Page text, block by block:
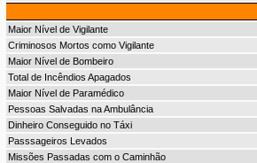
Maior Nível de Vigilante
Criminosos Mortos como Vigilante
Maior Nível de Bombeiro
Total de Incêndios Apagados
Maior Nível de Paramédico
Pessoas Salvadas na Ambulância
Dinheiro Conseguido no Táxi
Passsageiros Levados
Missões Passadas com o Caminhão